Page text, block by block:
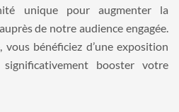
unique pour augmenter la
de notre audience engagée.
bénéficiez d’une exposition
booster votre